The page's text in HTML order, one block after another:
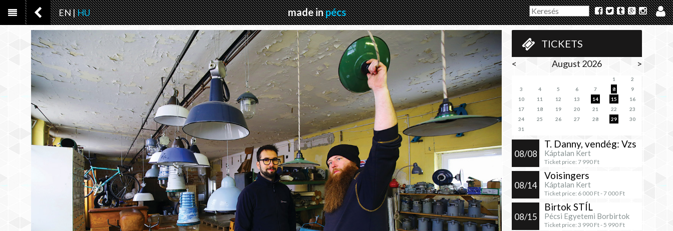
EN|HU made inpécs
TICKETS
< August 2026 >
1
2
3
4 5 6 7 8
9
10
11 12 13 14 15
16
17
18 19 20 21 22
23
24
25 26 27 28 29
30
31
08/08
T. Danny, vendég: Vzs
Káptalan Kert
Ticket price: 7 990 Ft
08/14
Voisingers
Káptalan Kert
Ticket price: 6 000 Ft -7 000 Ft
08/15
Birtok STÍL
Pécsi Egyetemi Borbirtok
Ticket price: 3 990 Ft - 5 990 Ft